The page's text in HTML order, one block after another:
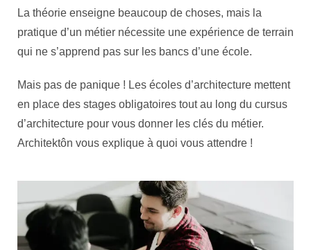
La théorie enseigne beaucoup de choses, mais la
pratique d’un métier nécessite une expérience de terrain
qui ne s’apprend pas sur les bancs d’une école.
Mais pas de panique ! Les écoles d’architecture mettent
en place des stages obligatoires tout au long du cursus
d’architecture pour vous donner les clés du métier.
Architektôn vous explique à quoi vous attendre !